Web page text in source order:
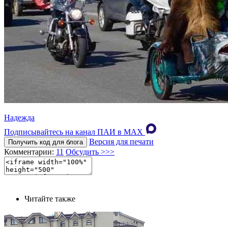
Надежда
Подписывайтесь на канал ПАИ в MAХ
Получить код для блога
Версия для печати
Комментарии: 11 Обсудить >>>
Читайте также